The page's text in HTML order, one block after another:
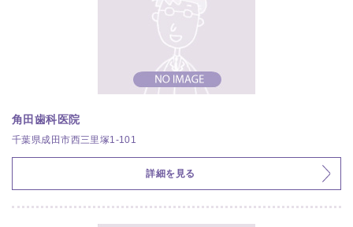
角田歯科医院
千葉県成田市西三里塚1-101
詳細を見る